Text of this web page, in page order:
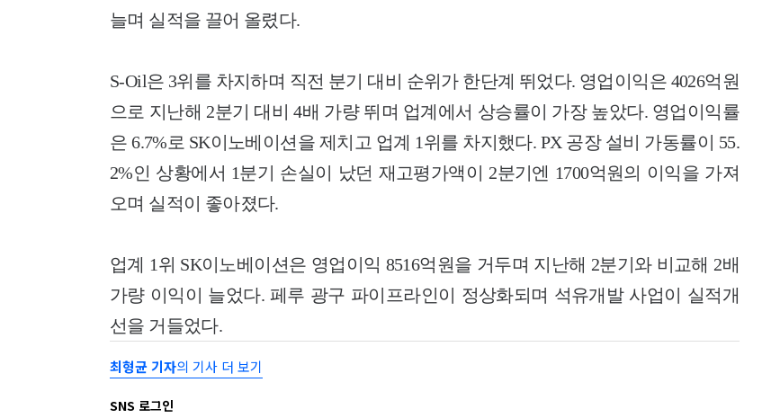
늘며 실적을 끌어 올렸다.
S-Oil은 3위를 차지하며 직전 분기 대비 순위가 한단계 뛰었다. 영업이익은 4026억원
으로 지난해 2분기 대비 4배 가량 뛰며 업계에서 상승률이 가장 높았다. 영업이익률
은 6.7%로 SK이노베이션을 제치고 업계 1위를 차지했다. PX 공장 설비 가동률이 55.
2%인 상황에서 1분기 손실이 났던 재고평가액이 2분기엔 1700억원의 이익을 가져
오며 실적이 좋아졌다.
업계 1위 SK이노베이션은 영업이익 8516억원을 거두며 지난해 2분기와 비교해 2배
가량 이익이 늘었다. 페루 광구 파이프라인이 정상화되며 석유개발 사업이 실적개
선을 거들었다.
최형균 기자의 기사 더 보기
SNS 로그인